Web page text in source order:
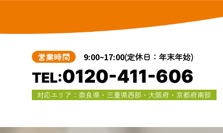
営業時間 9:00~17:00(定休日：年末年始)
TEL:0120-411-606
対応エリア：奈良県・三重県西部・大阪府・京都府南部